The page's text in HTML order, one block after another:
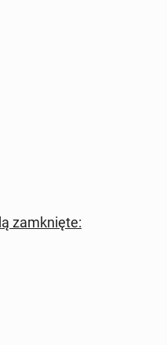
za­mknię­te: